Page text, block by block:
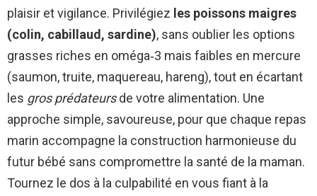
plaisir et vigilance. Privilégiez les poissons maigres
(colin, cabillaud, sardine), sans oublier les options
grasses riches en oméga‑3 mais faibles en mercure
(saumon, truite, maquereau, hareng), tout en écartant
les gros prédateursde votre alimentation. Une
approche simple, savoureuse, pour que chaque repas
marin accompagne la construction harmonieuse du
futur bébé sans compromettre la santé de la maman.
Tournez le dos à la culpabilité en vous fiant à la